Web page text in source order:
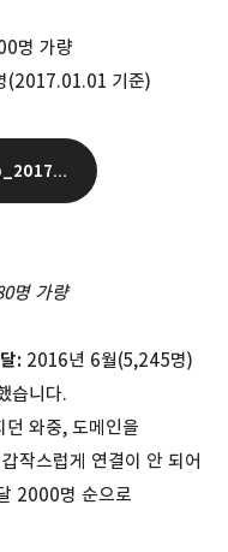
명 가량
(2017.01.01 기준)
명 가량
: 2016년 6월(5,245명)
습니다.
던 와중, 도메인을
작스럽게 연결이 안 되어
2000명 순으로